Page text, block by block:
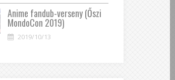
Anime fandub-verseny (Őszi
MondoCon 2019)
2019/10/13